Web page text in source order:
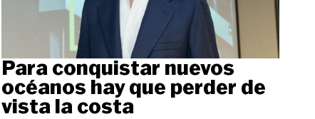
Para conquistar nuevos
océanos hay que perder de
vista la costa